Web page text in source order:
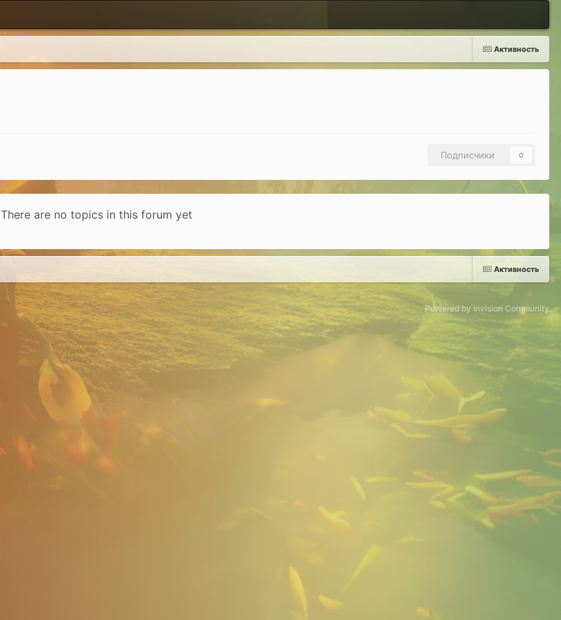
Активность
Подписчики 0
There are no topics in this forum yet
Активность
Powered by Invision Community